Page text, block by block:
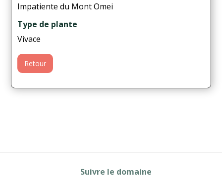
Impatiente du Mont Omei
Type de plante
Vivace
Retour
Suivre le domaine